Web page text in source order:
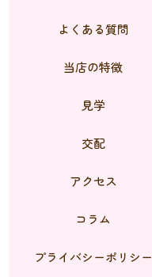
よくある質問
当店の特徴
見学
交配
アクセス
コラム
プライバシーポリシー